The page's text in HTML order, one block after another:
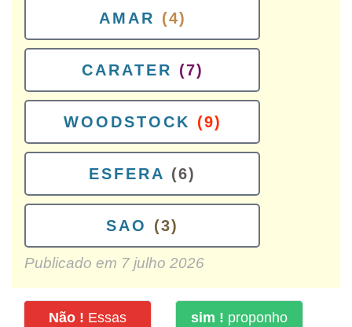
AMAR (4)
CARATER (7)
WOODSTOCK (9)
ESFERA (6)
SAO (3)
Publicado em 7 julho 2026
Não ! Essas
sim ! proponho